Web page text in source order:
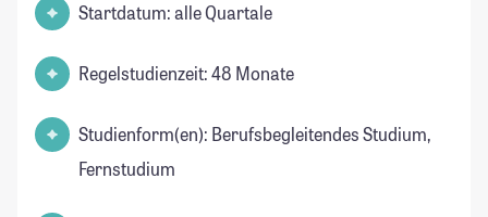
Startdatum: alle Quartale
Regelstudienzeit: 48 Monate
Studienform(en): Berufsbegleitendes Studium,
Fernstudium